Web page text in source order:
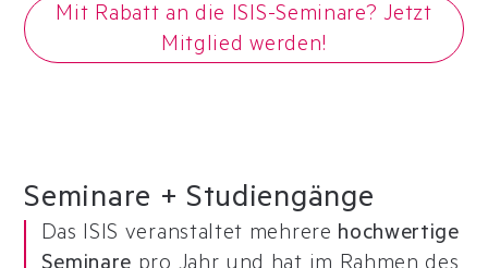
Mit Rabatt an die ISIS-Seminare? Jetzt
Mitglied werden!
Seminare + Studiengänge
Das ISIS veranstaltet mehrere hochwertige